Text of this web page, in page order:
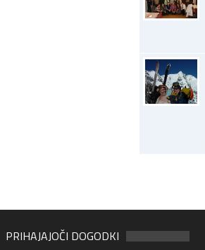
PRIHAJAJOČI DOGODKI